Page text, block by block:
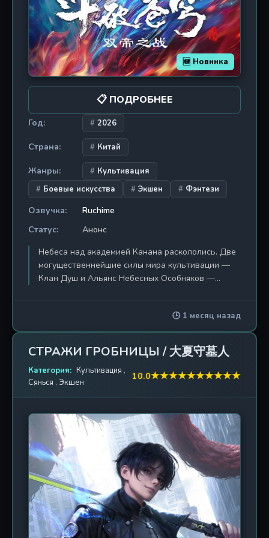
ли он сохранить человечность, когда весь мир
против него? Ответ скрыт в пламени битвы, где
рождаются легенды.
🆕 Новинка
📋 ПОДРОБНЕЕ
Год: 2026
Страна: Китай
Жанры:
Культивация
Боевые искусства
Экшен Фэнтези
Озвучка:
Ruchime
Статус:
Анонс
Небеса над академией Канана раскололись. Две
могущественнейшие силы мира культивации —
Клан Душ и Альянс Небесных Особняков —
эпицентре бури, где само пространство дрожит
от высвобождаемой энергии, решается судьба
всего континента. Император Душ, ведомый
ненасытной жаждой силы и подкреплённый
мощью Пожирающего Пустоту Пламени,
совершает немыслимое — он вскрывает
древнюю гробницу, используя священный
возвышению. Цель ясна и пугающа: стать
Императором Ду Ди, существом, стоящим над
законами мироздания. Ему удаётся заполучить
предварительную пилюлю Императорского
ранга, что делает его практически непобедимым.
Судьба же Сяо Яня остаётся покрытой мраком.
Борьба за возможность стать Императором
вступает в свою финальную, самую жестокую
стадию, где на кон поставлено всё. Когда
🕒 1 месяц назад
СТРАЖИ ГРОБНИЦЫ / 大夏守墓人
Категория: Культивация ,
Сянься , Экшен
10.0★★★★★★★★★★